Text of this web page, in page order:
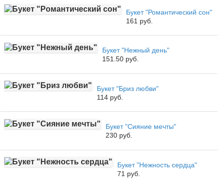
Букет "Романтический сон"
161 руб.
Букет "Нежный день"
151.50 руб.
Букет "Бриз любви"
114 руб.
Букет "Сияние мечты"
230 руб.
Букет "Нежность сердца"
71 руб.